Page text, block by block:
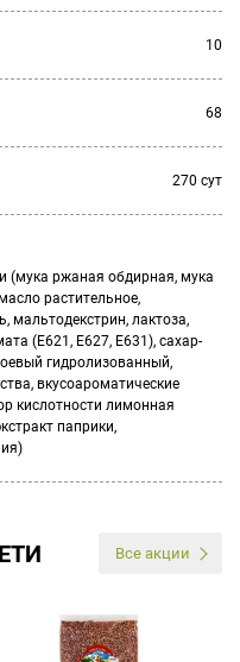
10
68
270 сут
(мука ржаная обдирная, мука
растительное,
мальтодекстрин, лактоза,
(Е621, Е627, Е631), сахар-
гидролизованный,
вкусоароматические
кислотности лимонная
паприки,
Все акции